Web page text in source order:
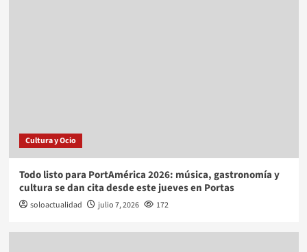
Cultura y Ocio
Todo listo para PortAmérica 2026: música, gastronomía y
cultura se dan cita desde este jueves en Portas
soloactualidad julio 7, 2026 172